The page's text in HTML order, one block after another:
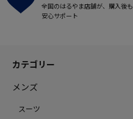
全国のはるやま店舗が、購入後も
安心サポート
カテゴリー
メンズ
スーツ